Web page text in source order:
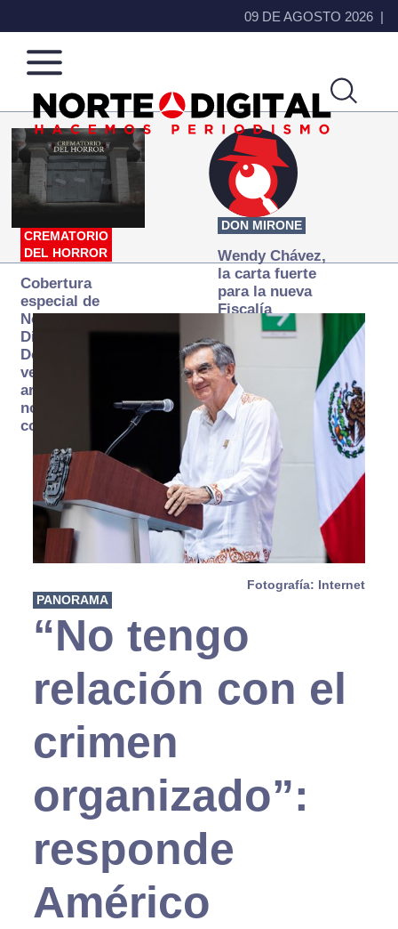
09 DE AGOSTO 2026
Norte
de
Ciudad
Más
que
noticias,
hacemos periodismo
CREMATORIO
DEL HORROR
Cobertura
especial de
Norte
Digital:
Donde la
verdad
arde… pero
no se
consume
DON MIRONE
Wendy Chávez,
la carta fuerte
para la nueva
Fiscalía
autónoma
Fotografía: Internet
PANORAMA
“No tengo
relación con el
crimen
organizado”:
responde
Américo